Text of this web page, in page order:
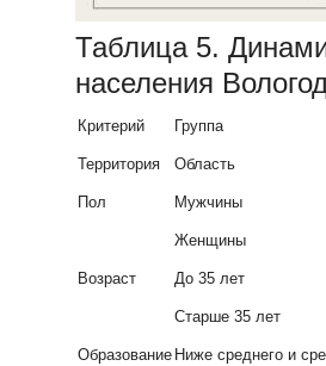
Таблица 5.
населения
Критерий Группа
Территория Область
Пол Мужчины
Женщины
Возраст До 35 лет
Старше 35 лет
Образование Ниже среднего и